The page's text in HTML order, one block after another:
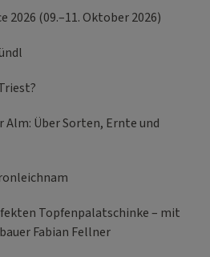
2026 (09.–11. Oktober 2026)
Alm: Über Sorten, Ernte und
Topfenpalatschinke – mit
Fabian Fellner